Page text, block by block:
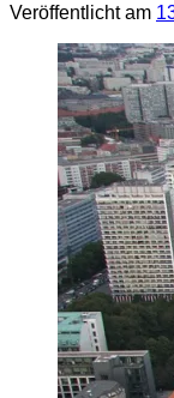
Veröffentlicht am